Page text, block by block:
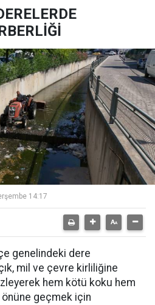
14:17
genelindeki dere
mil ve çevre kirliliğine
hem kötü koku hem
geçmek için